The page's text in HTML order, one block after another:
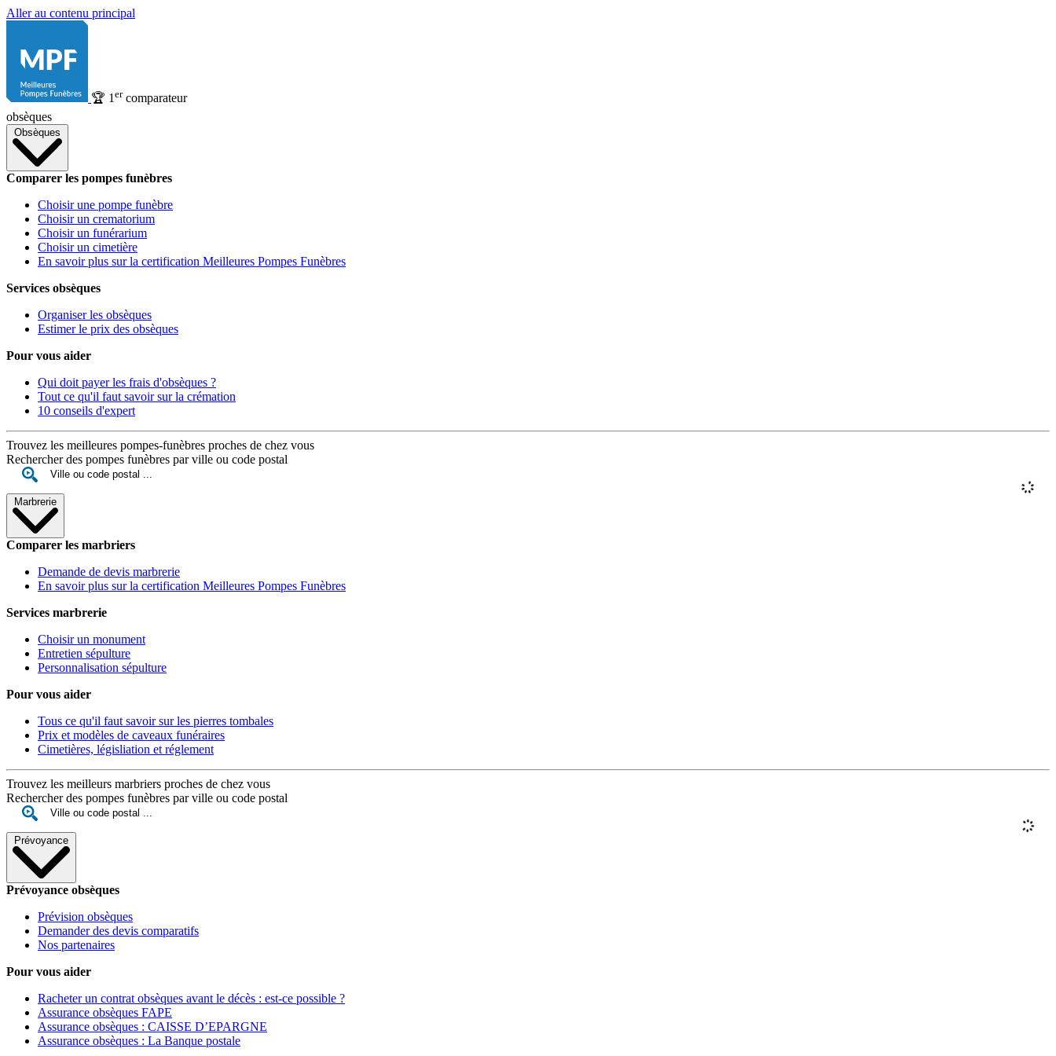
Aller au contenu principal
🏆 1 ercomparateur
obsèques
Obsèques
Comparer les pompes funèbres
Choisir une pompe funèbre
Choisir un crematorium
Choisir un funérarium
Choisir un cimetière
En savoir plus sur la certification Meilleures Pompes Funèbres
Services obsèques
Organiser les obsèques
Estimer le prix des obsèques
Pour vous aider
Qui doit payer les frais d'obsèques ?
Tout ce qu'il faut savoir sur la crémation
10 conseils d'expert
Trouvez les meilleures pompes-funèbres proches de chez vous
Rechercher des pompes funèbres par ville ou code postal
Marbrerie
Comparer les marbriers
Demande de devis marbrerie
En savoir plus sur la certification Meilleures Pompes Funèbres
Services marbrerie
Choisir un monument
Entretien sépulture
Personnalisation sépulture
Pour vous aider
Tous ce qu'il faut savoir sur les pierres tombales
Prix et modèles de caveaux funéraires
Cimetières, législiation et réglement
Trouvez les meilleurs marbriers proches de chez vous
Rechercher des pompes funèbres par ville ou code postal
Prévoyance
Prévoyance obsèques
Prévision obsèques
Demander des devis comparatifs
Nos partenaires
Pour vous aider
Racheter un contrat obsèques avant le décès : est-ce possible ?
Assurance obsèques FAPE
Assurance obsèques : CAISSE D’EPARGNE
Assurance obsèques : La Banque postale